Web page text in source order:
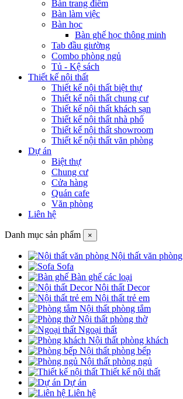
Bàn trang điểm
Bàn làm việc
Bàn học
Bàn ghế học thông minh
Tab đầu giường
Combo phòng ngủ
Tủ - Kệ sách
Thiết kế nội thất
Thiết kế nội thất biệt thự
Thiết kế nội thất chung cư
Thiết kế nội thất khách sạn
Thiết kế nội thất nhà phố
Thiết kế nội thất showroom
Thiết kế nội thất văn phòng
Dự án
Biệt thự
Chung cư
Cửa hàng
Quán cafe
Văn phòng
Liên hệ
Danh mục sản phẩm ×
Nội thất văn phòng
Sofa
Bàn ghế các loại
Nội thất Decor
Nội thất trẻ em
Nội thất phòng tắm
Nội thất phòng thờ
Ngoại thất
Nội thất phòng khách
Nội thất phòng bếp
Nội thất phòng ngủ
Thiết kế nội thất
Dự án
Liên hệ